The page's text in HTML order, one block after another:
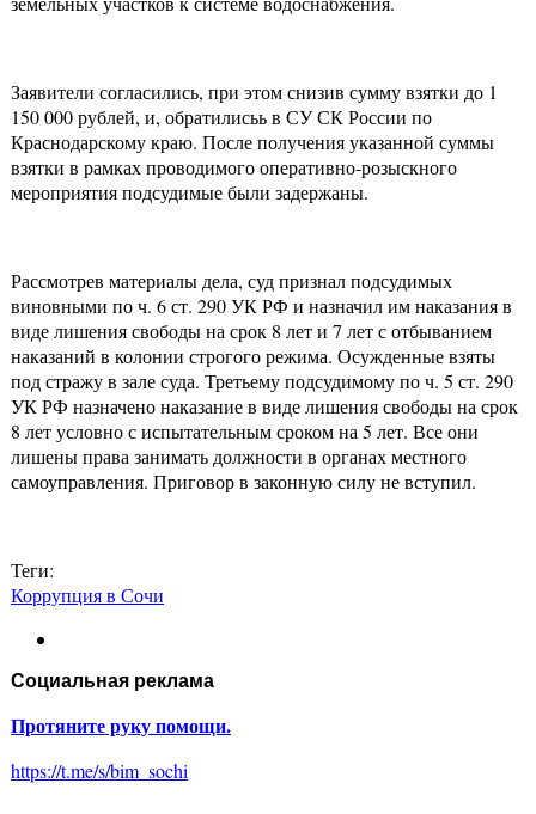
Заявители согласились, при этом снизив сумму взятки до 1
150 000 рублей, и, обратилисьь в СУ СК России по
Краснодарскому краю. После получения указанной суммы
взятки в рамках проводимого оперативно-розыскного
мероприятия подсудимые были задержаны.
Рассмотрев материалы дела, суд признал подсудимых
виновными по ч. 6 ст. 290 УК РФ и назначил им наказания в
виде лишения свободы на срок 8 лет и 7 лет с отбыванием
наказаний в колонии строгого режима. Осужденные взяты
под стражу в зале суда. Третьему подсудимому по ч. 5 ст. 290
УК РФ назначено наказание в виде лишения свободы на срок
8 лет условно с испытательным сроком на 5 лет. Все они
лишены права занимать должности в органах местного
самоуправления. Приговор в законную силу не вступил.
Теги:
Коррупция в Сочи
Социальная реклама
Протяните руку помощи.
https://t.me/s/bim_sochi